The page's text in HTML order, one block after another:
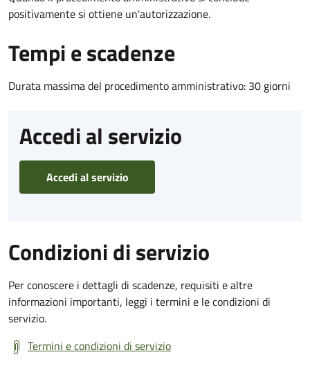
positivamente si ottiene un'autorizzazione.
Tempi e scadenze
Durata massima del procedimento amministrativo: 30 giorni
Accedi al servizio
Accedi al servizio
Condizioni di servizio
Per conoscere i dettagli di scadenze, requisiti e altre
informazioni importanti, leggi i termini e le condizioni di
servizio.
Termini e condizioni di servizio